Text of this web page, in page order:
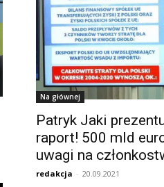
Na głównej
Patryk Jaki
raport! 500 mld
uwagi na
redakcja - 20.09.2021